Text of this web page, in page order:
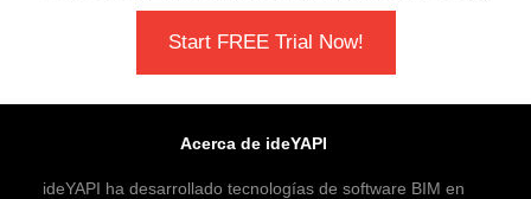
Start FREE Trial Now!
Acerca de ideYAPI
ideYAPI ha desarrollado tecnologías de software BIM en